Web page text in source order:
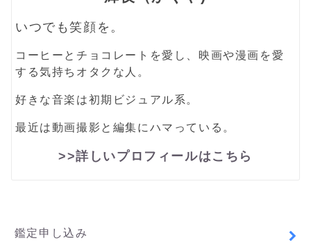
いつでも笑顔を。
コーヒーとチョコレートを愛し、映画や漫画を愛
する気持ちオタクな人。
好きな音楽は初期ビジュアル系。
最近は動画撮影と編集にハマっている。
>>詳しいプロフィールはこちら
鑑定申し込み